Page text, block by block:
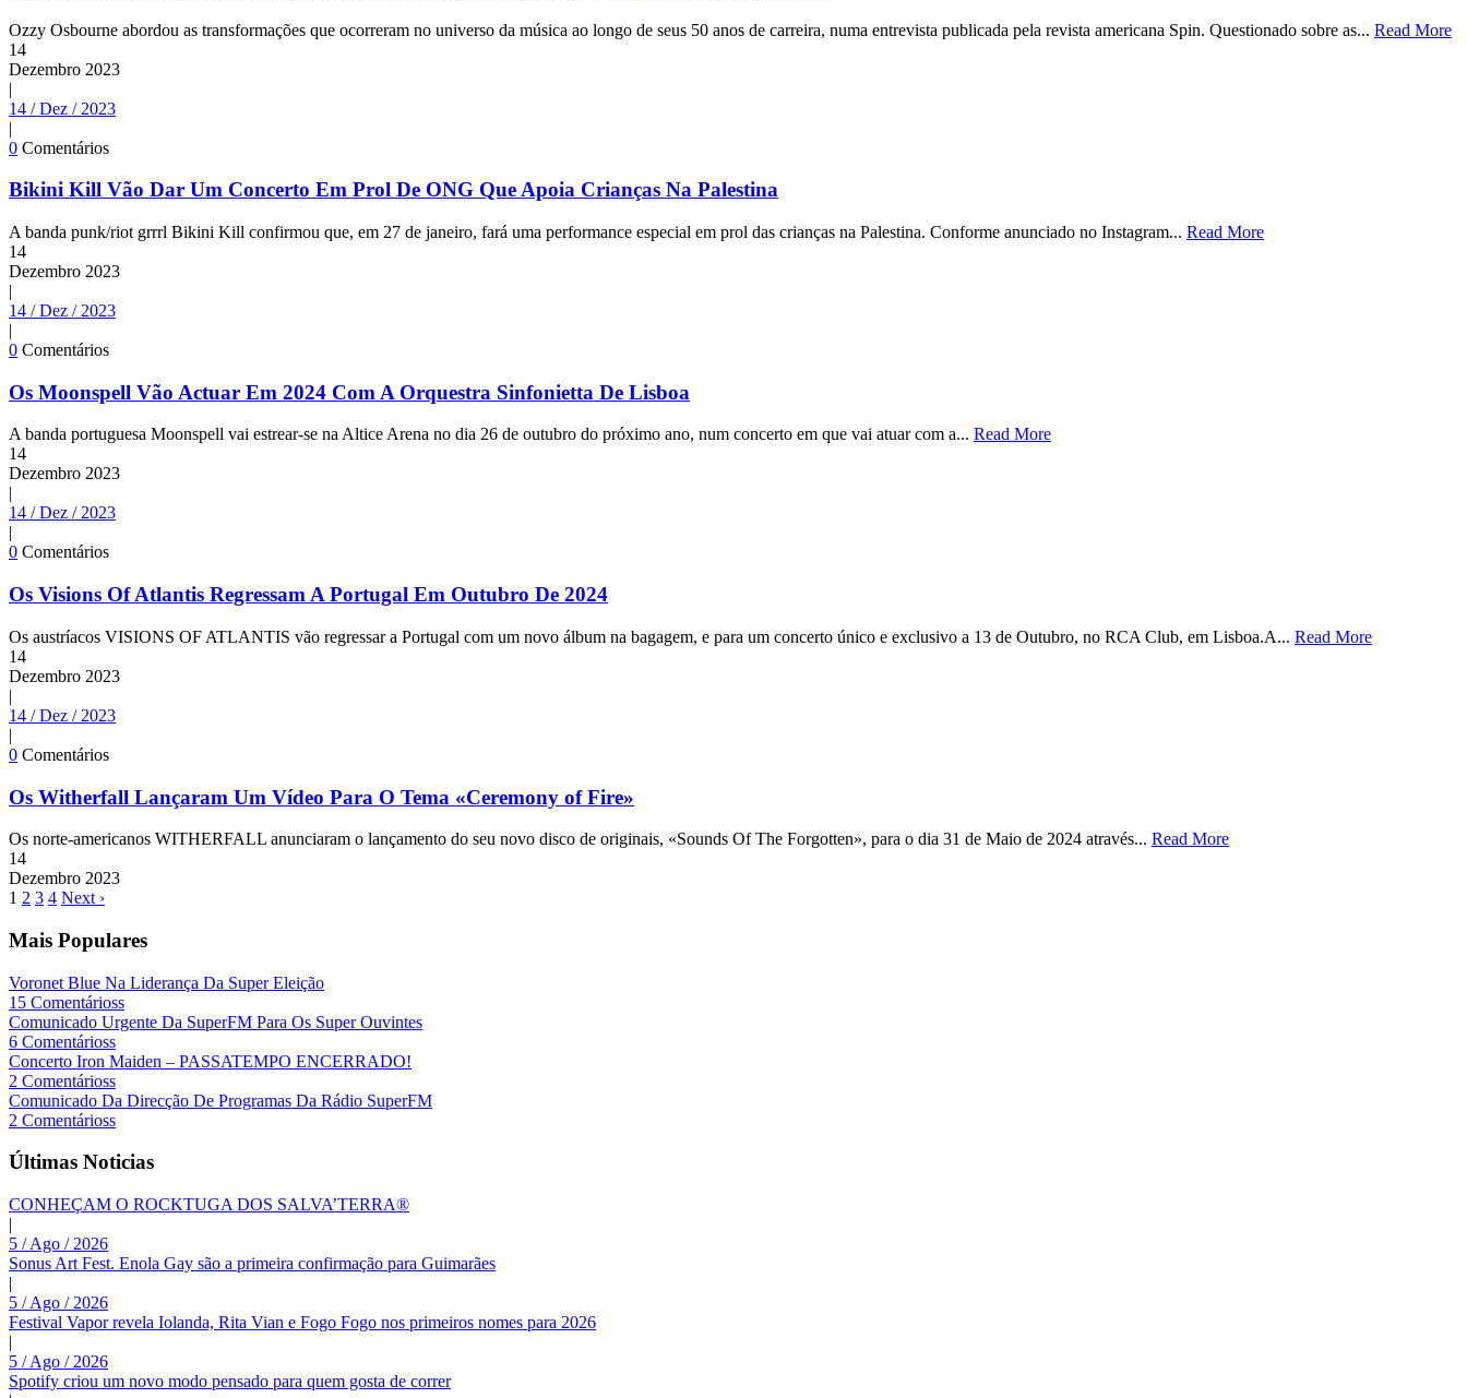
Ozzy Osbourne abordou as transformações que ocorreram no universo da música ao longo de seus 50 anos de carreira, numa entrevista publicada pela revista americana Spin. Questionado sobre as... Read More
14
Dezembro 2023
|
14 / Dez / 2023
|
0 Comentários
Bikini Kill Vão Dar Um Concerto Em Prol De ONG Que Apoia Crianças Na Palestina
A banda punk/riot grrrl Bikini Kill confirmou que, em 27 de janeiro, fará uma performance especial em prol das crianças na Palestina. Conforme anunciado no Instagram... Read More
14
Dezembro 2023
|
14 / Dez / 2023
|
0 Comentários
Os Moonspell Vão Actuar Em 2024 Com A Orquestra Sinfonietta De Lisboa
A banda portuguesa Moonspell vai estrear-se na Altice Arena no dia 26 de outubro do próximo ano, num concerto em que vai atuar com a... Read More
14
Dezembro 2023
|
14 / Dez / 2023
|
0 Comentários
Os Visions Of Atlantis Regressam A Portugal Em Outubro De 2024
Os austríacos VISIONS OF ATLANTIS vão regressar a Portugal com um novo álbum na bagagem, e para um concerto único e exclusivo a 13 de Outubro, no RCA Club, em Lisboa.A... Read More
14
Dezembro 2023
|
14 / Dez / 2023
|
0 Comentários
Os Witherfall Lançaram Um Vídeo Para O Tema «Ceremony of Fire»
Os norte-americanos WITHERFALL anunciaram o lançamento do seu novo disco de originais, «Sounds Of The Forgotten», para o dia 31 de Maio de 2024 através... Read More
14
Dezembro 2023
1 2 3 4 Next ›
Mais Populares
Voronet Blue Na Liderança Da Super Eleição
15 Comentárioss
Comunicado Urgente Da SuperFM Para Os Super Ouvintes
6 Comentárioss
Concerto Iron Maiden – PASSATEMPO ENCERRADO!
2 Comentárioss
Comunicado Da Direcção De Programas Da Rádio SuperFM
2 Comentárioss
Últimas Noticias
CONHEÇAM O ROCKTUGA DOS SALVA’TERRA®
|
5 / Ago / 2026
Sonus Art Fest. Enola Gay são a primeira confirmação para Guimarães
|
5 / Ago / 2026
Festival Vapor revela Iolanda, Rita Vian e Fogo Fogo nos primeiros nomes para 2026
|
5 / Ago / 2026
Spotify criou um novo modo pensado para quem gosta de correr